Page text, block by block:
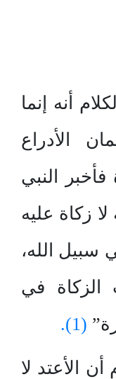
أنه إنما
الأدراع
فأخبر النبي
زكاة عليه
سبيل الله،
في
(1).
الأعتد لا